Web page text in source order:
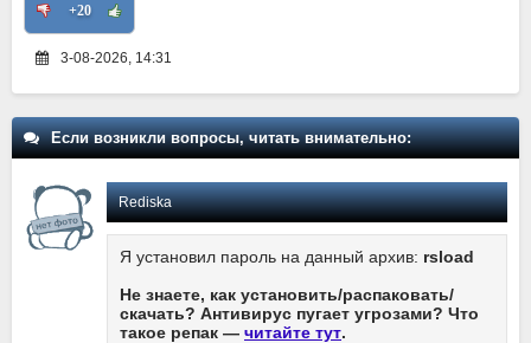
+20
3-08-2026, 14:31
Если возникли вопросы, читать внимательно:
Rediska
Я установил пароль на данный архив: rsload
Не знаете, как установить/распаковать/
скачать? Антивирус пугает угрозами? Что
такое репак — читайте тут.